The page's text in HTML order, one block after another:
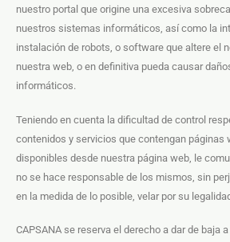
nuestro portal que origine una excesiva
nuestros sistemas informáticos, así como la
instalación de robots, o software que altere el
nuestra web, o en definitiva pueda causar
informáticos.
Teniendo en cuenta la dificultad de control
contenidos y servicios que contengan páginas
disponibles desde nuestra página web, le
no se hace responsable de los mismos, sin
en la medida de lo posible, velar por su
CAPSANA se reserva el derecho a dar de baja